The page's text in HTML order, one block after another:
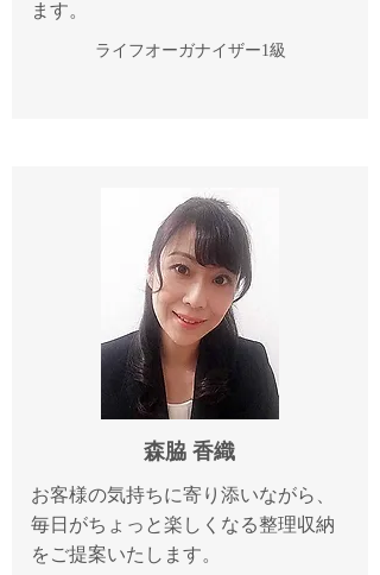
ます。
​ライフオーガナイザー1級
森脇 香織
お客様の気持ちに寄り添いながら、
毎日がちょっと楽しくなる整理収納
をご提案いたします。